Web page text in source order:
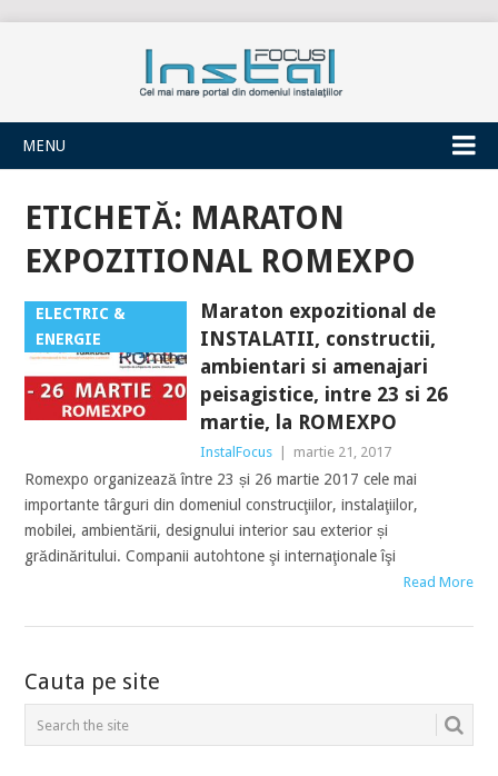
INSTALFOCUS
MENU
ETICHETĂ: MARATON
EXPOZITIONAL ROMEXPO
ELECTRIC &
ENERGIE
Maraton expozitional de
INSTALATII, constructii,
ambientari si amenajari
peisagistice, intre 23 si 26
martie, la ROMEXPO
InstalFocus martie 21, 2017
Romexpo organizează între 23 și 26 martie 2017 cele mai
importante târguri din domeniul construcţiilor, instalaţiilor,
mobilei, ambientării, designului interior sau exterior și
grădinăritului. Companii autohtone şi internaţionale îşi
Read More
POSTS
NAVIGATION
Cauta pe site